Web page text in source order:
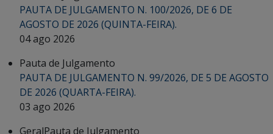
PAUTA DE JULGAMENTO N. 100/2026, DE 6 DE
AGOSTO DE 2026 (QUINTA-FEIRA).
04 ago 2026
Pauta de Julgamento
PAUTA DE JULGAMENTO N. 99/2026, DE 5 DE AGOSTO
DE 2026 (QUARTA-FEIRA).
03 ago 2026
GeralPauta de Julgamento